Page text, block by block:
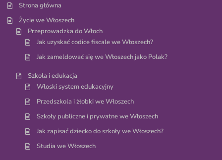
Strona główna
Życie we Włoszech
Przeprowadzka do Włoch
Jak uzyskać codice fiscale we Włoszech?
Jak zameldować się we Włoszech jako Polak?
Szkoła i edukacja
Włoski system edukacyjny
Przedszkola i żłobki we Włoszech
Szkoły publiczne i prywatne we Włoszech
Jak zapisać dziecko do szkoły we Włoszech?
Studia we Włoszech